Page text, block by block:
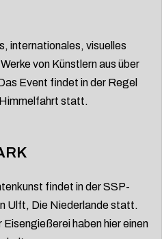
internationales, visuelles
von Künstlern aus über
Event findet in der Regel
statt.
findet in der SSP-
Ulft, Die Niederlande statt.
haben hier einen